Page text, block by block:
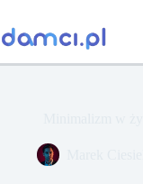
treści